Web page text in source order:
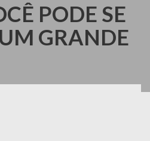
PODE SE
GRANDE